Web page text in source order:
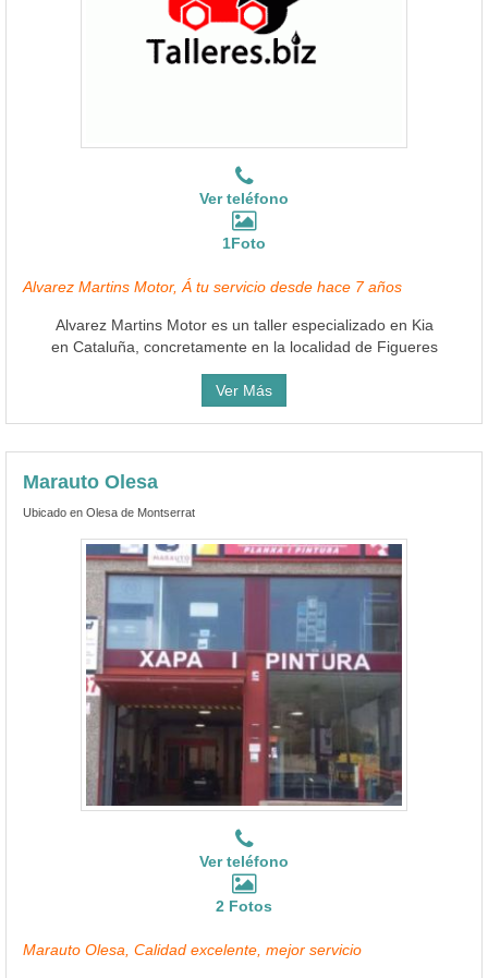
Ver teléfono
1Foto
Alvarez Martins Motor, Á tu servicio desde hace 7 años
Alvarez Martins Motor es un taller especializado en Kia
en Cataluña, concretamente en la localidad de Figueres
Ver Más
Marauto Olesa
Ubicado en Olesa de Montserrat
Ver teléfono
2 Fotos
Marauto Olesa, Calidad excelente, mejor servicio